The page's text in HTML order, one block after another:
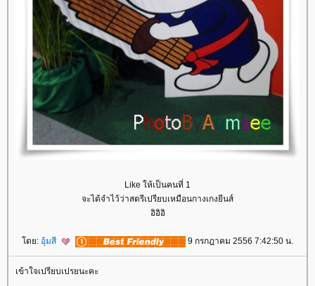
Like ให้เป็นคนที่ 1
จะได้จำไว้ว่าสตรีเปรียบเหมือนกางเกงยีนส์
อิอิอิ
ดย: อุ้มสี 9 กรกฎาคม 2556 7:42:50 น.
เข้าใจเปรียบเปรยนะคะ